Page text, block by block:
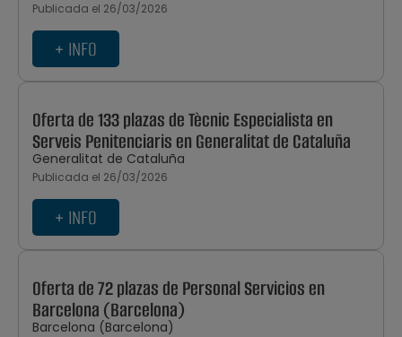
Publicada el 26/03/2026
+ INFO
Oferta de 133 plazas de Tècnic Especialista en
Serveis Penitenciaris en Generalitat de Cataluña
Generalitat de Cataluña
Publicada el 26/03/2026
+ INFO
Oferta de 72 plazas de Personal Servicios en
Barcelona (Barcelona)
Barcelona (Barcelona)